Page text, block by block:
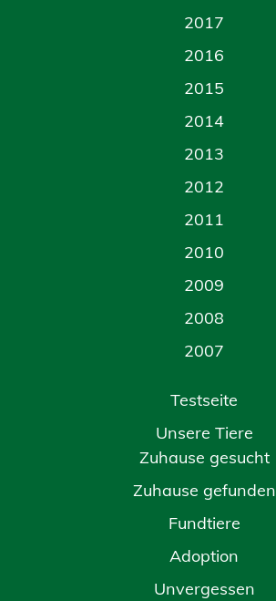
2017
2016
2015
2014
2013
2012
2011
2010
2009
2008
2007
Testseite
Unsere Tiere
Zuhause gesucht
Zuhause gefunden
Fundtiere
Adoption
Unvergessen